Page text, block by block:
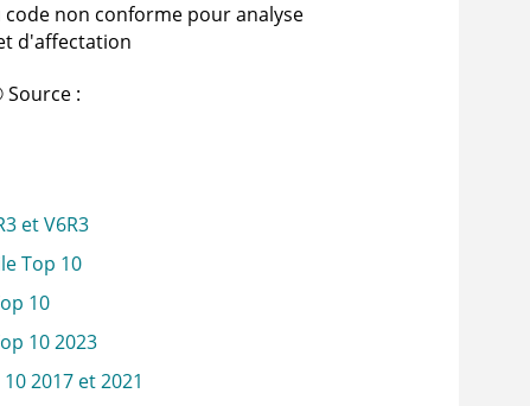
non conforme pour analyse
d'affectation
Source:
et V6R3
Top 10
10
10 2023
2017 et 2021